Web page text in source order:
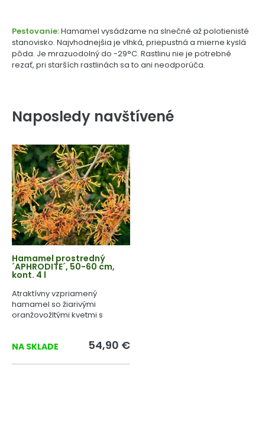
Pestovanie:Hamamel vysádzame na slnečné až polotienisté
stanovisko. Najvhodnejšia je vlhká, priepustná a mierne kyslá
pôda. Je mrazuodolný do -29°C. Rastlinu nie je potrebné
rezať, pri starších rastlinách sa to ani neodporúča.
Naposledy navštívené
Hamamel prostredný
´APHRODITE´, 50-60 cm,
kont. 4 l
Atraktívny vzpriamený
hamamel so žiarivými
oranžovožltými kvetmi s
NA SKLADE 54,90 €